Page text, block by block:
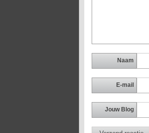
Naam
E-mail
Jouw Blog